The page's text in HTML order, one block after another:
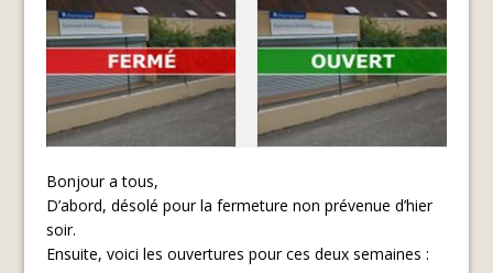
Bonjour a tous,
D’abord, désolé pour la fermeture non prévenue d’hier
soir.
Ensuite, voici les ouvertures pour ces deux semaines :